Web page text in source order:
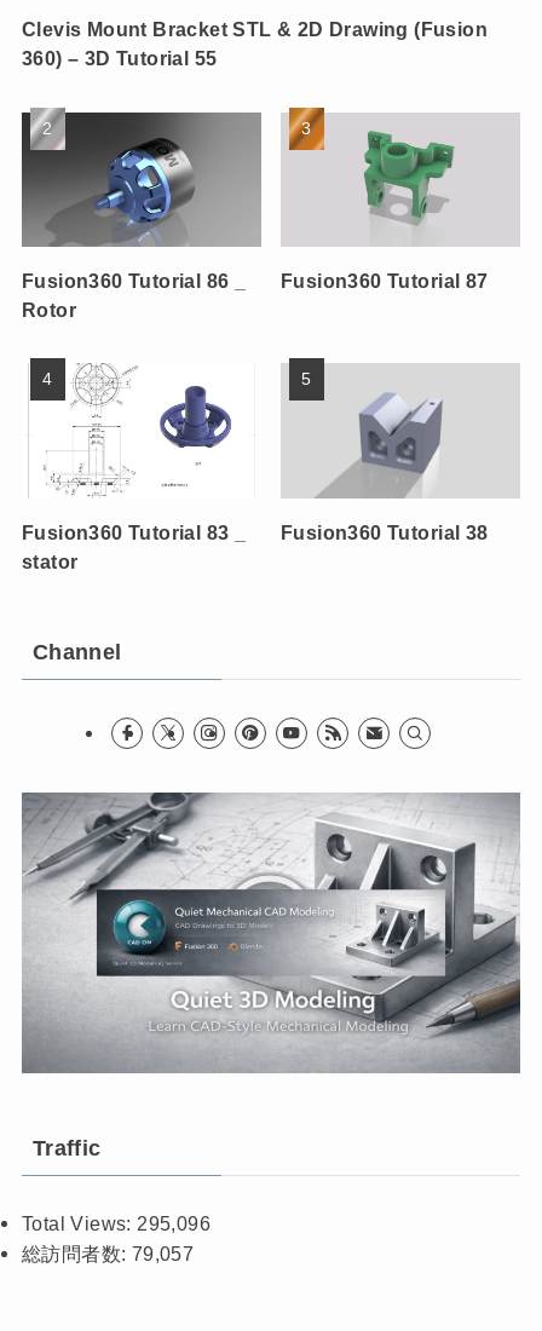
Clevis Mount Bracket STL & 2D Drawing (Fusion
360) – 3D Tutorial 55
Fusion360 Tutorial 86 _
Rotor
Fusion360 Tutorial 87
Fusion360 Tutorial 83 _
stator
Fusion360 Tutorial 38
Channel
Traffic
Total Views: 295,096
総訪問者数: 79,057